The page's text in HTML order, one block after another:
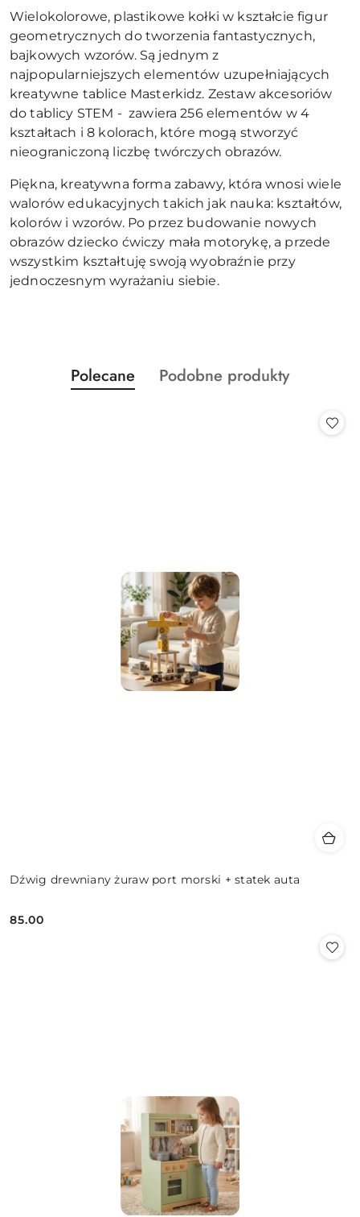
Wielokolorowe, plastikowe kołki w kształcie figur
geometrycznych do tworzenia fantastycznych,
bajkowych wzorów. Są jednym z
najpopularniejszych elementów uzupełniających
kreatywne tablice Masterkidz. Zestaw akcesoriów
do tablicy STEM - zawiera 256 elementów w 4
kształtach i 8 kolorach, które mogą stworzyć
nieograniczoną liczbę twórczych obrazów.
Piękna, kreatywna forma zabawy, która wnosi wiele
walorów edukacyjnych takich jak nauka: kształtów,
kolorów i wzorów. Po przez budowanie nowych
obrazów dziecko ćwiczy mała motorykę, a przede
wszystkim kształtuję swoją wyobraźnie przy
jednoczesnym wyrażaniu siebie.
Pomiń karuzelę produktów
Produkty
o
Polecane
Produkty
Podobne produkty
Dźwig drewniany żuraw port morski + statek auta
Cena:
85.00